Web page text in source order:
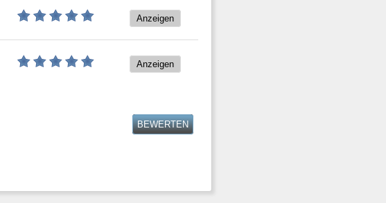
Anzeigen
Anzeigen
BEWERTEN